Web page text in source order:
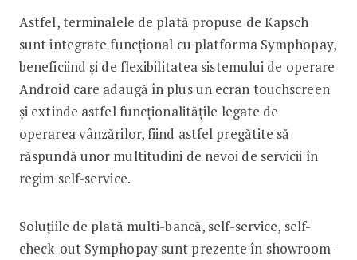
Astfel, terminalele de plată propuse de Kapsch
sunt integrate funcțional cu platforma Symphopay,
beneficiind și de flexibilitatea sistemului de operare
Android care adaugă în plus un ecran touchscreen
și extinde astfel funcționalitățile legate de
operarea vânzărilor, fiind astfel pregătite să
răspundă unor multitudini de nevoi de servicii în
regim self-service.
Soluțiile de plată multi-bancă, self-service, self-
check-out Symphopay sunt prezente în showroom-